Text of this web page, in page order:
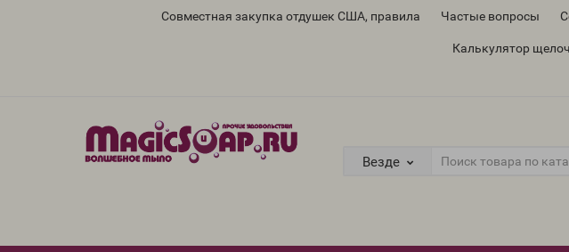
Совместная закупка отдушек США, правила Частые вопросы
Калькулятор
Везде